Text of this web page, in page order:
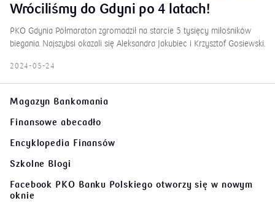
Wróciliśmy do Gdyni po 4 latach!
PKO Gdynia Półmaraton zgromadził na starcie 5 tysięcy miłośników
biegania. Najszybsi okazali się Aleksandra Jakubiec i Krzysztof Gosiewski.
2024-05-24
Magazyn Bankomania
Finansowe abecadło
Encyklopedia Finansów
Szkolne Blogi
Facebook PKO Banku Polskiego otworzy się w nowym
oknie